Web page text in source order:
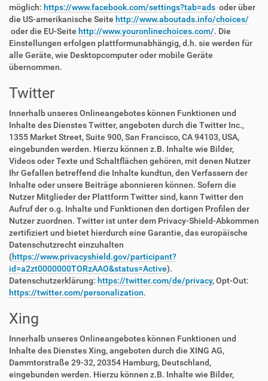
möglich: https://www.facebook.com/settings?tab=ads oder über
die US-amerikanische Seite http://www.aboutads.info/choices/
oder die EU-Seite http://www.youronlinechoices.com/. Die
Einstellungen erfolgen plattformunabhängig, d.h. sie werden für
alle Geräte, wie Desktopcomputer oder mobile Geräte
übernommen.
Twitter
Innerhalb unseres Onlineangebotes können Funktionen und
Inhalte des Dienstes Twitter, angeboten durch die Twitter Inc.,
1355 Market Street, Suite 900, San Francisco, CA 94103, USA,
eingebunden werden. Hierzu können z.B. Inhalte wie Bilder,
Videos oder Texte und Schaltflächen gehören, mit denen Nutzer
Ihr Gefallen betreffend die Inhalte kundtun, den Verfassern der
Inhalte oder unsere Beiträge abonnieren können. Sofern die
Nutzer Mitglieder der Plattform Twitter sind, kann Twitter den
Aufruf der o.g. Inhalte und Funktionen den dortigen Profilen der
Nutzer zuordnen. Twitter ist unter dem Privacy-Shield-Abkommen
zertifiziert und bietet hierdurch eine Garantie, das europäische
Datenschutzrecht einzuhalten
(https://www.privacyshield.gov/participant?
id=a2zt0000000TORzAAO&status=Active).
Datenschutzerklärung: https://twitter.com/de/privacy, Opt-Out:
https://twitter.com/personalization.
Xing
Innerhalb unseres Onlineangebotes können Funktionen und
Inhalte des Dienstes Xing, angeboten durch die XING AG,
Dammtorstraße 29-32, 20354 Hamburg, Deutschland,
eingebunden werden. Hierzu können z.B. Inhalte wie Bilder,